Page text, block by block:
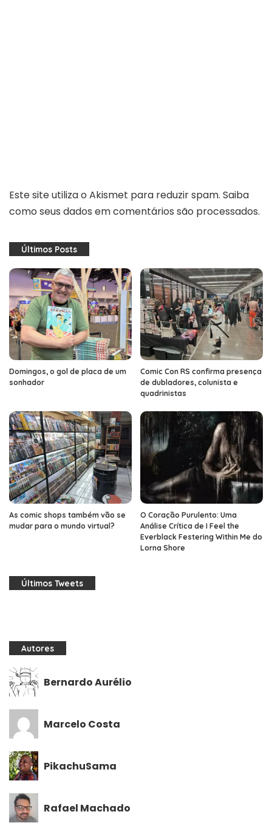
Este site utiliza o Akismet para reduzir spam. Saiba
como seus dados em comentários são processados.
Últimos Posts
Domingos, o gol de placa de um
sonhador
Comic Con RS confirma presença
de dubladores, colunista e
quadrinistas
As comic shops também vão se
mudar para o mundo virtual?
O Coração Purulento: Uma
Análise Crítica de I Feel the
Everblack Festering Within Me do
Lorna Shore
Últimos Tweets
Autores
Bernardo Aurélio
Marcelo Costa
PikachuSama
Rafael Machado